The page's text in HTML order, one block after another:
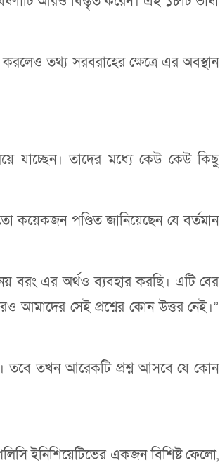
তথ্য সরবরাহের ক্ষেত্রে এর অবস্থান
যাচ্ছেন। তাদের মধ্যে কেউ কেউ কিছু
কয়েকজন পণ্ডিত জানিয়েছেন যে বর্তমান
বরং এর অর্থও ব্যবহার করছি। এটি বের
আমাদের সেই প্রশ্নের কোন উত্তর নেই।”
তবে তখন আরেকটি প্রশ্ন আসবে যে কোন
ইনিশিয়েটিভের একজন বিশিষ্ট ফেলো,